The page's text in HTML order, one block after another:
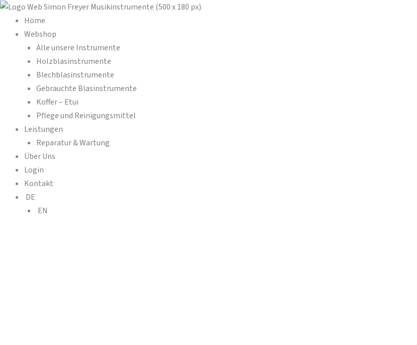
Zum
Inhalt
springen
Home
Webshop
Alle unsere Instrumente
Holzblasinstrumente
Blechblasinstrumente
Gebrauchte Blasinstrumente
Koffer – Etui
Pflege und Reinigungsmittel
Leistungen
Reparatur & Wartung
Über Uns
Login
Kontakt
DE
EN
Products
search
Products
search